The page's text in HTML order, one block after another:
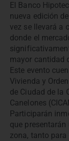
El Banco
nueva edición
vez se llevará a
donde el
mayor cantidad
Este evento
Vivienda y
de Ciudad de la
Canelones
Participarán
que
zona, tanto